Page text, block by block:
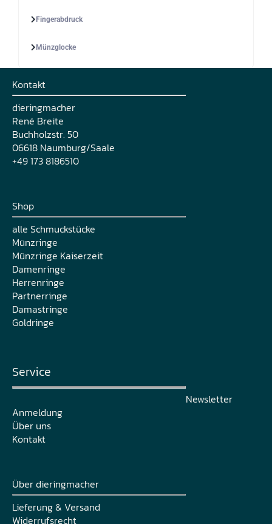
Fingerabdruck
Münzglocke
Kontakt
dieringmacher
René Breite
Buchholzstr. 50
06618 Naumburg/Saale
+49 173 8186510
Shop
alle Schmuckstücke
Münzringe
Münzringe Kaiserzeit
Damenringe
Herrenringe
Partnerringe
Damastringe
Goldringe
Service
Newsletter
Anmeldung
Über uns
Kontakt
Über dieringmacher
Lieferung & Versand
Widerrufsrecht